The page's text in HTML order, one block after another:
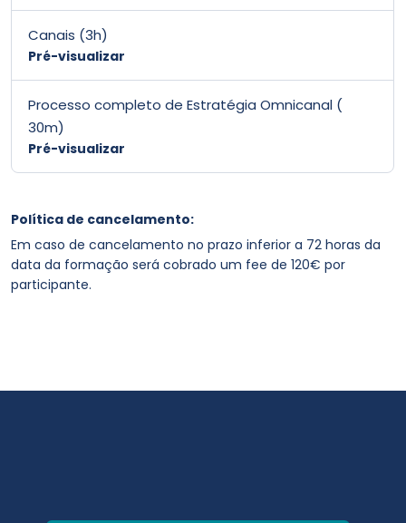
Canais (3h)
Pré-visualizar
Processo completo de Estratégia Omnicanal (
30m)
Pré-visualizar
Política de cancelamento:
Em caso de cancelamento no prazo inferior a 72 horas da
data da formação será cobrado um fee de 120€ por
participante.